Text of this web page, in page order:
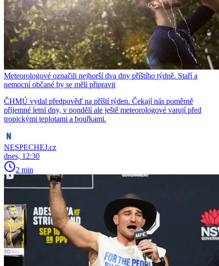
Meteorologové označili nejhorší dva dny příštího týdně. Staří a
nemocní občané by se měli připravit
ČHMÚ vydal předpověď na příští týden. Čekají nás poměrně
příjemné letní dny, v pondělí ale ještě meteorologové varují před
tropickými teplotami a bouřkami.
NESPECHEJ.cz
dnes, 12:30
2 min